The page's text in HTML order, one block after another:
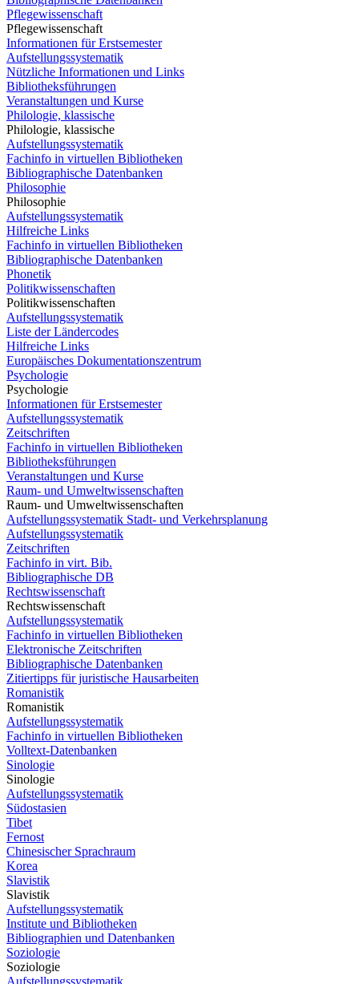
Pflegewissenschaft
Pflegewissenschaft
Informationen für Erstsemester
Aufstellungssystematik
Nützliche Informationen und Links
Bibliotheksführungen
Veranstaltungen und Kurse
Philologie, klassische
Philologie, klassische
Aufstellungssystematik
Fachinfo in virtuellen Bibliotheken
Bibliographische Datenbanken
Philosophie
Philosophie
Aufstellungssystematik
Hilfreiche Links
Fachinfo in virtuellen Bibliotheken
Bibliographische Datenbanken
Phonetik
Politikwissenschaften
Politikwissenschaften
Aufstellungssystematik
Liste der Ländercodes
Hilfreiche Links
Europäisches Dokumentationszentrum
Psychologie
Psychologie
Informationen für Erstsemester
Aufstellungssystematik
Zeitschriften
Fachinfo in virtuellen Bibliotheken
Bibliotheksführungen
Veranstaltungen und Kurse
Raum- und Umweltwissenschaften
Raum- und Umweltwissenschaften
Aufstellungssystematik Stadt- und Verkehrsplanung
Aufstellungssystematik
Zeitschriften
Fachinfo in virt. Bib.
Bibliographische DB
Rechtswissenschaft
Rechtswissenschaft
Aufstellungssystematik
Fachinfo in virtuellen Bibliotheken
Elektronische Zeitschriften
Bibliographische Datenbanken
Zitiertipps für juristische Hausarbeiten
Romanistik
Romanistik
Aufstellungssystematik
Fachinfo in virtuellen Bibliotheken
Volltext-Datenbanken
Sinologie
Sinologie
Aufstellungssystematik
Südostasien
Tibet
Fernost
Chinesischer Sprachraum
Korea
Slavistik
Slavistik
Aufstellungssystematik
Institute und Bibliotheken
Bibliographien und Datenbanken
Soziologie
Soziologie
Aufstellungssystematik